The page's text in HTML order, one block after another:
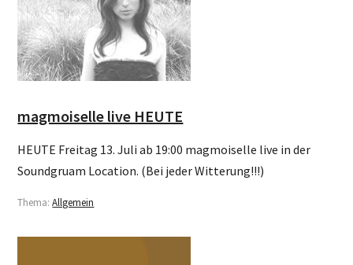
magmoiselle live HEUTE
HEUTE Freitag 13. Juli ab 19:00 magmoiselle live in der
Soundgruam Location. (Bei jeder Witterung!!!)
Thema:Allgemein